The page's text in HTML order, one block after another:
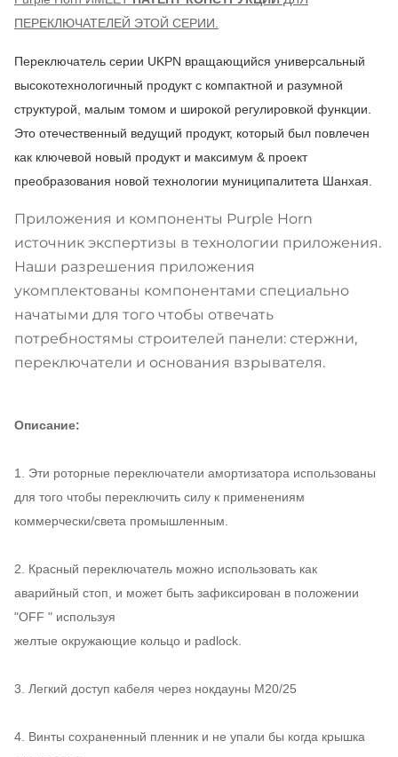
ПЕРЕКЛЮЧАТЕЛЕЙ ЭТОЙ СЕРИИ.
Переключатель серии UKPN вращающийся универсальный
высокотехнологичный продукт с компактной и разумной
структурой, малым томом и широкой регулировкой функции.
Это отечественный ведущий продукт, который был повлечен
как ключевой новый продукт и максимум & проект
преобразования новой технологии муниципалитета Шанхая.
Приложения и компоненты Purple Horn
источник экспертизы в технологии приложения.
Наши разрешения приложения
укомплектованы компонентами специально
начатыми для того чтобы отвечать
потребностямы строителей панели: стержни,
переключатели и основания взрывателя.
Описание:
1. Эти роторные переключатели амортизатора использованы
для того чтобы переключить силу к применениям
коммерчески/света промышленным.
2. Красный переключатель можно использовать как
аварийный стоп, и может быть зафиксирован в положении
"OFF " используя
желтые окружающие кольцо и padlock.
3. Легкий доступ кабеля через нокдауны M20/25
4. Винты сохраненный пленник и не упали бы когда крышка